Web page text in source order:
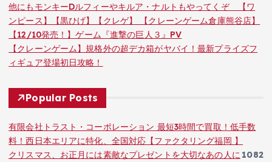
他にもモンキーDルフィーやキルア・ナルトもやってくぞ 【ワ
ンピース】【黒ひげ】【クレゲ】 【クレーンゲーム倉庫熊谷店】
【12/10発売！】ゲーム『進撃の巨人３』PV
【クレーンゲーム】規格外の超デカ箱がヤバイ！最新プライズフ
ィギュア登場初日攻略！
Popular Posts
有限会社トラスト・コーポレーション 最短3時間で買取！低手数
料！西日本エリアに特化、全国対応【ファクタリング福岡 】
1082
クリスマス、お正月には素敵なプレゼントを大切なあの人に